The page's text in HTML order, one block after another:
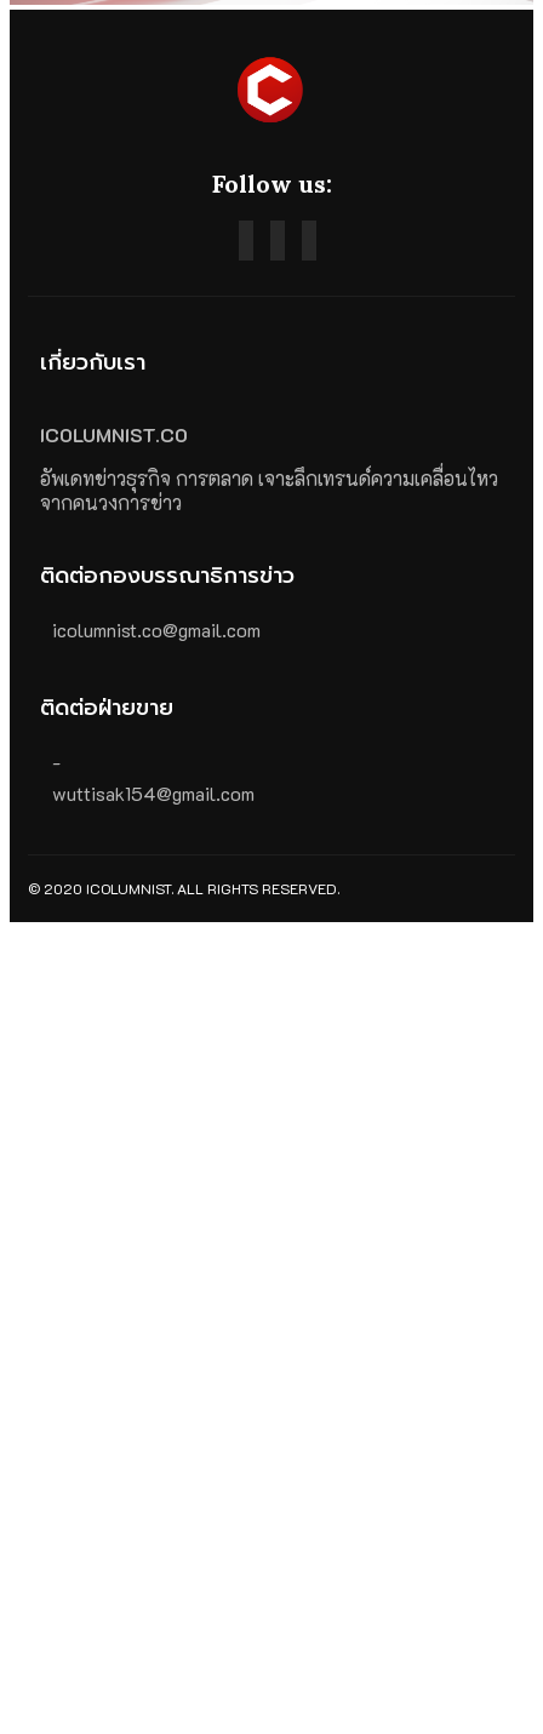
Follow us:
เกี่ยวกับเรา
ICOLUMNIST.CO
อัพเดทข่าวธุรกิจ การตลาด เจาะลึกเทรนด์ความเคลื่อนไหว
จากคนวงการข่าว
ติดต่อกองบรรณาธิการข่าว
icolumnist.co@gmail.com
ติดต่อฝ่ายขาย
-
wuttisak154@gmail.com
© 2020 ICOLUMNIST. ALL RIGHTS RESERVED.